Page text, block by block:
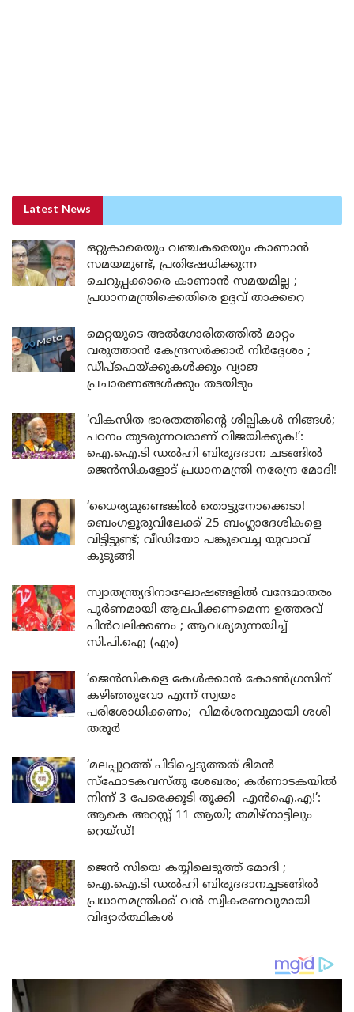
Latest News
ഒറ്റുകാരെയും വഞ്ചകരെയും കാണാൻ
സമയമുണ്ട്, പ്രതിഷേധിക്കുന്ന
ചെറുപ്പക്കാരെ കാണാൻ സമയമില്ല ;
പ്രധാനമന്ത്രിക്കെതിരെ ഉദ്ദവ് താക്കറെ
മെറ്റയുടെ അൽഗോരിതത്തിൽ മാറ്റം
വരുത്താൻ കേന്ദ്രസർക്കാർ നിർദ്ദേശം ;
ഡീപ്‌ഫെയ്ക്കുകൾക്കും വ്യാജ
പ്രചാരണങ്ങൾക്കും തടയിടും
‘വികസിത ഭാരതത്തിന്റെ ശില്പികൾ നിങ്ങൾ;
പഠനം തുടരുന്നവരാണ് വിജയിക്കുക!’:
ഐ.ഐ.ടി ഡൽഹി ബിരുദദാന ചടങ്ങിൽ
ജെൻസികളോട് പ്രധാനമന്ത്രി നരേന്ദ്ര മോദി!
‘ധൈര്യമുണ്ടെങ്കിൽ തൊട്ടുനോക്കെടാ!
ബെംഗളൂരുവിലേക്ക് 25 ബംഗ്ലാദേശികളെ
വിട്ടിട്ടുണ്ട്; വീഡിയോ പങ്കുവെച്ച യുവാവ്
കുടുങ്ങി
സ്വാതന്ത്ര്യദിനാഘോഷങ്ങളിൽ വന്ദേമാതരം
പൂർണമായി ആലപിക്കണമെന്ന ഉത്തരവ്
പിൻവലിക്കണം ; ആവശ്യമുന്നയിച്ച്
സി.പി.ഐ (എം)
‘ജെൻസികളെ കേൾക്കാൻ കോൺഗ്രസിന്
കഴിഞ്ഞുവോ എന്ന് സ്വയം
പരിശോധിക്കണം; വിമർശനവുമായി ശശി
തരൂർ
‘മലപ്പുറത്ത് പിടിച്ചെടുത്തത് ഭീമൻ
സ്ഫോടകവസ്തു ശേഖരം; കർണാടകയിൽ
നിന്ന് 3 പേരെക്കൂടി തൂക്കി എൻഐ.എ!’:
ആകെ അറസ്റ്റ് 11 ആയി; തമിഴ്‌നാട്ടിലും
റെയ്ഡ്!
ജെൻ സിയെ കയ്യിലെടുത്ത് മോദി ;
ഐ.ഐ.ടി ഡൽഹി ബിരുദദാനച്ചടങ്ങിൽ
പ്രധാനമന്ത്രിക്ക് വൻ സ്വീകരണവുമായി
വിദ്യാർത്ഥികൾ